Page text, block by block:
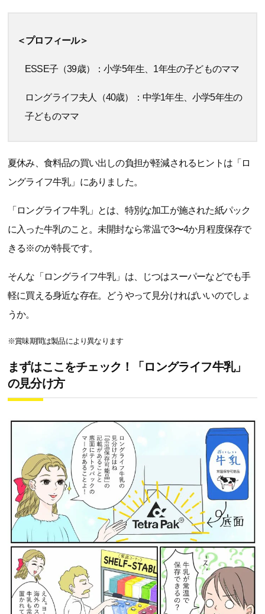
＜プロフィール＞
ESSE子（39歳）：小学5年生、1年生の子どものママ
ロングライフ夫人（40歳）：中学1年生、小学5年生の
子どものママ
夏休み、食料品の買い出しの負担が軽減されるヒントは「ロ
ングライフ牛乳」にありました。
「ロングライフ牛乳」とは、特別な加工が施された紙パック
に入った牛乳のこと。未開封なら常温で3〜4か月程度保存で
きる※のが特長です。
そんな「ロングライフ牛乳」は、じつはスーパーなどでも手
軽に買える身近な存在。どうやって見分ければいいのでしょ
うか。
※賞味期間は製品により異なります
まずはここをチェック！「ロングライフ牛乳」
の見分け方